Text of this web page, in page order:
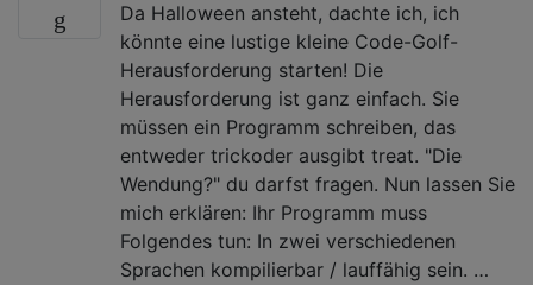
Da Halloween ansteht, dachte ich, ich
könnte eine lustige kleine Code-Golf-
Herausforderung starten! Die
Herausforderung ist ganz einfach. Sie
müssen ein Programm schreiben, das
entweder trickoder ausgibt treat. "Die
Wendung?" du darfst fragen. Nun lassen Sie
mich erklären: Ihr Programm muss
Folgendes tun: In zwei verschiedenen
Sprachen kompilierbar / lauffähig sein. …